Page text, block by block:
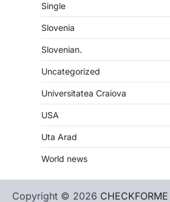
Single
Slovenia
Slovenian.
Uncategorized
Universitatea Craiova
USA
Uta Arad
World news
Copyright © 2026 CHECKFORME